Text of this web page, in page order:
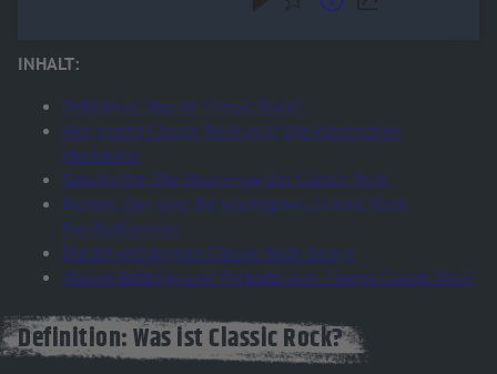
INHALT:
Definition: Was ist Classic Rock?
Was macht Classic Rock aus? Die klassischen
Merkmale
Geschichte: Die Ursprünge des Classic Rock
Ikonen: Das sind die wichtigsten Classic Rock
Bands/Künstler
Die 10 wichtigsten Classic Rock-Songs
Unsere Beiträge und Portraits zum Thema Classic Rock
Definition: Was ist Classic Rock?